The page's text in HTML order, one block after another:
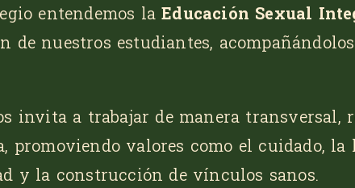
entendemos laEducación Sexual
de nuestros estudiantes,
invita a trabajar de manera transversal,
promoviendo valores como el cuidado, la
y la construcción de vínculos sanos.